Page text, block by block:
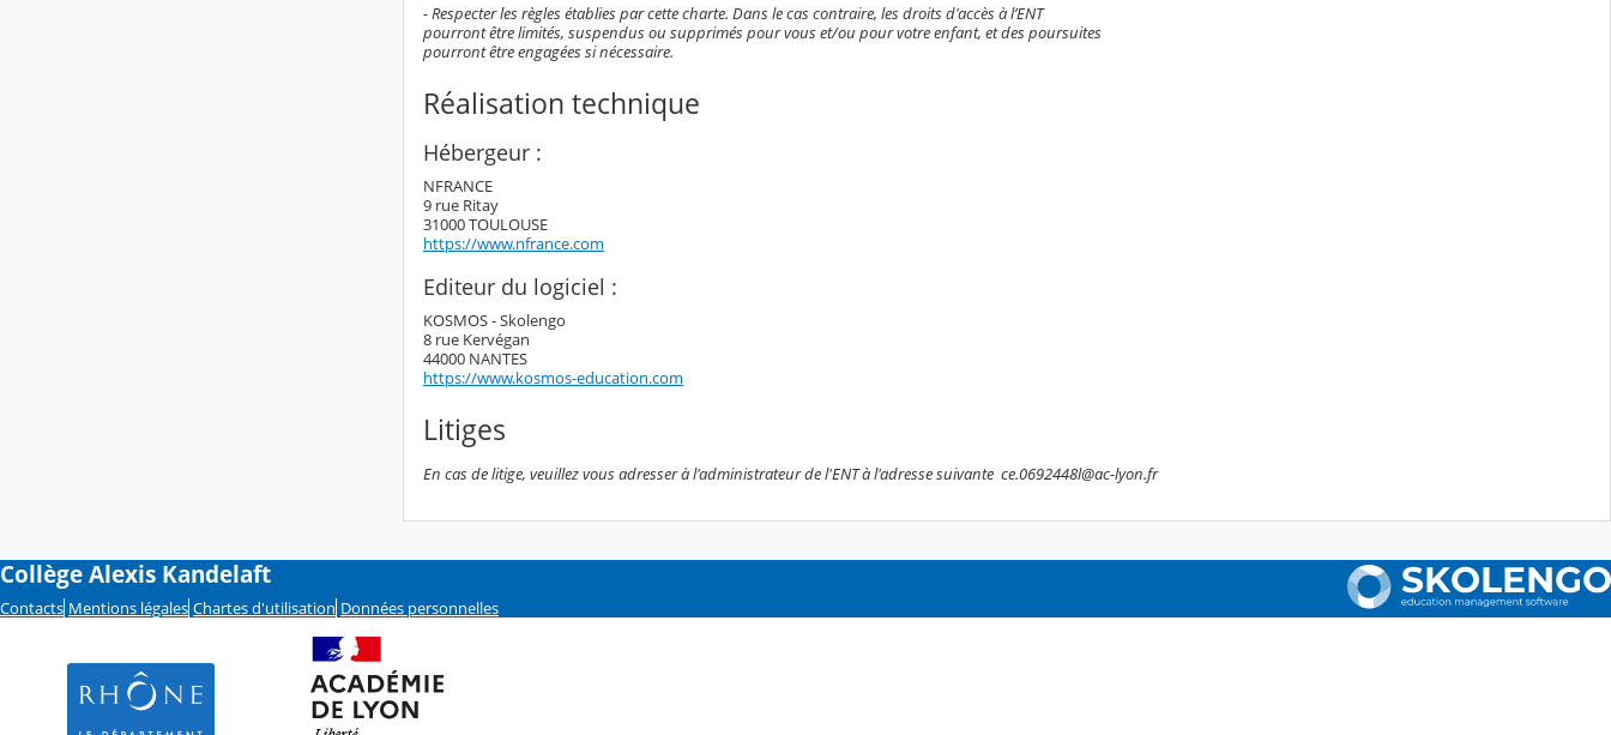
- Respecter les règles établies par cette charte. Dans le cas contraire, les droits d'accès à l’ENT
pourront être limités, suspendus ou supprimés pour vous et/ou pour votre enfant, et des poursuites
pourront être engagées si nécessaire.
Réalisation technique
Hébergeur :
NFRANCE
9 rue Ritay
31000 TOULOUSE
https://www.nfrance.com
Editeur du logiciel :
KOSMOS - Skolengo
8 rue Kervégan
44000 NANTES
https://www.kosmos-education.com
Litiges
En cas de litige, veuillez vous adresser à l'administrateur de l'ENT à l'adresse suivante ce.0692448l@ac-lyon.fr
Collège Alexis Kandelaft
Contacts Mentions légales Chartes d'utilisation Données personnelles